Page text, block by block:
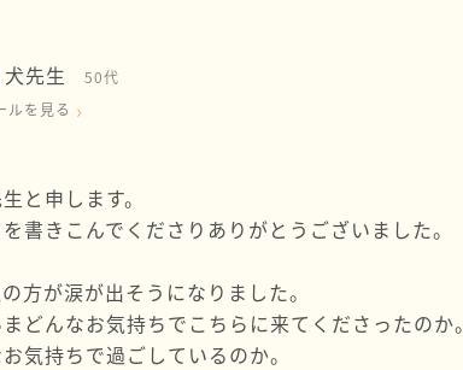
犬先生
50代
ルを見る
と申します。
書きこんでくださりありがとうございました。
方が涙が出そうになりました。
どんなお気持ちでこちらに来てくださったのか。
気持ちで過ごしているのか。